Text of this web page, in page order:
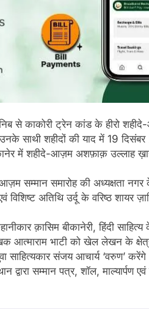
से काकोरी ट्रेन कांड के हीरो
साथी शहीदों की याद में 19 दिसंबर
में शहीदे-आज़म अशफ़ाक़ उल्लाह
सम्मान समारोह की अध्यक्षता
अतिथि उर्दू के वरिष्ठ शायर
क़ासिम बीकानेरी, हिंदी साहित्य
आत्माराम भाटी को खेल लेखन के
साहित्यकार संजय आचार्य ‘वरुण’
सम्मान पत्र, शॉल, माल्यार्पण